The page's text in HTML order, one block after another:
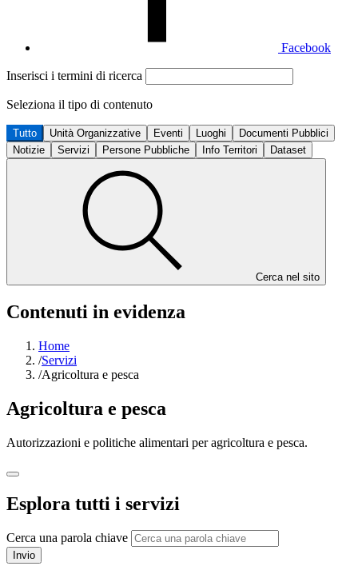
Facebook
Inserisci i termini di ricerca
Seleziona il tipo di contenuto
Tutto Unità Organizzative Eventi Luoghi
Documenti Pubblici
Notizie
Servizi Persone Pubbliche Info Territori Dataset
Cerca nel sito
Contenuti in evidenza
Home
/Servizi
/Agricoltura e pesca
Agricoltura e pesca
Autorizzazioni e politiche alimentari per agricoltura e pesca.
Esplora tutti i servizi
Cerca una parola chiave
Invio